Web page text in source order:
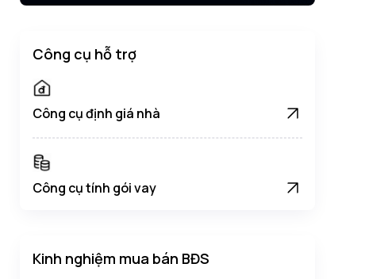
Công cụ hỗ trợ
Công cụ định giá nhà
Công cụ tính gói vay
Kinh nghiệm mua bán BĐS